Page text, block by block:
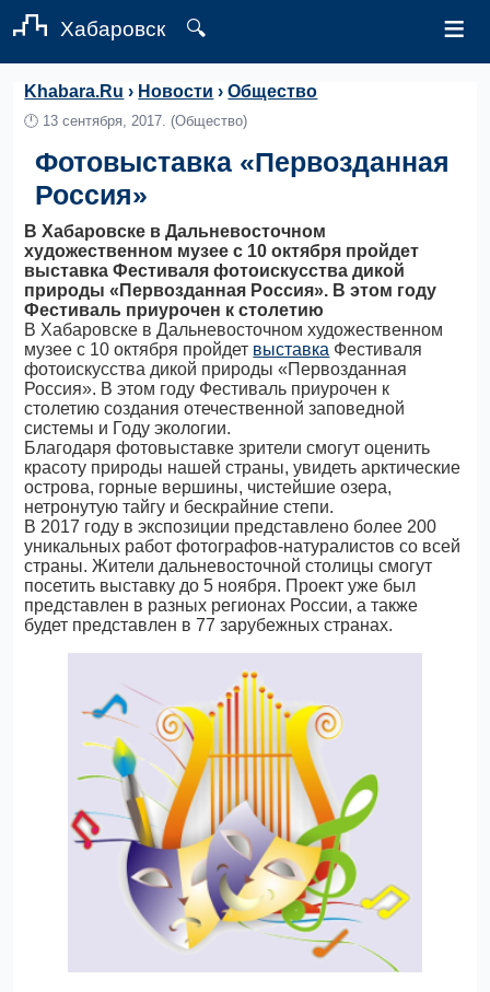
Хабаровск 🔍 ≡
Khabara.Ru › Новости ›Общество
🕛 13 сентября, 2017. (Общество)
Фотовыставка «Первозданная
Россия»
В Хабаровске в Дальневосточном
художественном музее с 10 октября пройдет
выставка Фестиваля фотоискусства дикой
природы «Первозданная Россия». В этом году
Фестиваль приурочен к столетию
В Хабаровске в Дальневосточном художественном
музее с 10 октября пройдет выставка Фестиваля
фотоискусства дикой природы «Первозданная
Россия». В этом году Фестиваль приурочен к
столетию создания отечественной заповедной
системы и Году экологии.
Благодаря фотовыставке зрители смогут оценить
красоту природы нашей страны, увидеть арктические
острова, горные вершины, чистейшие озера,
нетронутую тайгу и бескрайние степи.
В 2017 году в экспозиции представлено более 200
уникальных работ фотографов-натуралистов со всей
страны. Жители дальневосточной столицы смогут
посетить выставку до 5 ноября. Проект уже был
представлен в разных регионах России, а также
будет представлен в 77 зарубежных странах.